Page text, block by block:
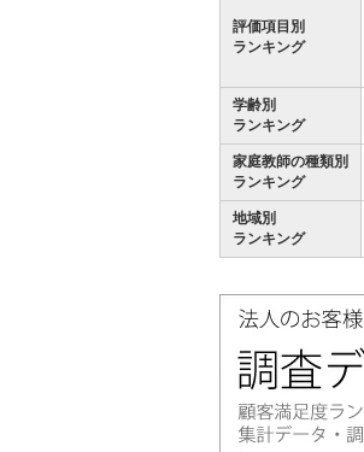
評価項目別
ランキング
学齢別
ランキング
家庭教師の種類別
ランキング
地域別
ランキング